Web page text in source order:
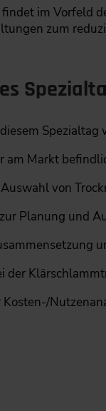
im Vorfeld
zum
am Markt
von
Planung und
der
Kosten-/